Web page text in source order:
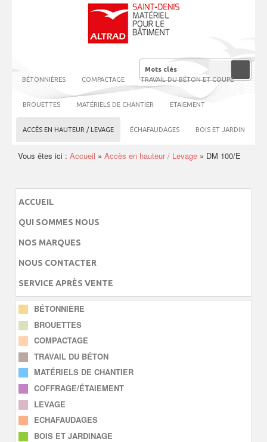
BÉTONNIÈRES COMPACTAGE TRAVAIL DU BÉTON ET COUPE
BROUETTES MATÉRIELS DE CHANTIER ETAIEMENT
ACCÈS EN HAUTEUR / LEVAGE ÉCHAFAUDAGES BOIS ET JARDIN
Vous êtes ici : Accueil » Accès en hauteur / Levage » DM 100/E
ACCUEIL
QUI SOMMES NOUS
NOS MARQUES
NOUS CONTACTER
SERVICE APRÈS VENTE
BÉTONNIÈRE
BROUETTES
COMPACTAGE
TRAVAIL DU BÉTON
MATÉRIELS DE CHANTIER
COFFRAGE/ÉTAIEMENT
LEVAGE
ECHAFAUDAGES
BOIS ET JARDINAGE